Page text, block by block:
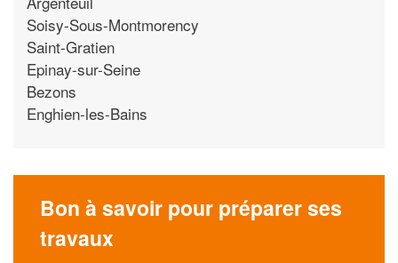
Soisy-Sous-Montmorency
Saint-Gratien
Epinay-sur-Seine
Bezons
Enghien-les-Bains
Bon à savoir pour préparer ses
travaux